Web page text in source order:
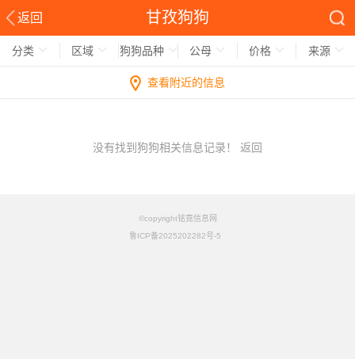
返回 甘孜狗狗
分类 区域 狗狗品种 公母 价格 来源
查看附近的信息
没有找到狗狗相关信息记录！ 返回
©copyright铭竟信息网
鲁ICP备2025202282号-5